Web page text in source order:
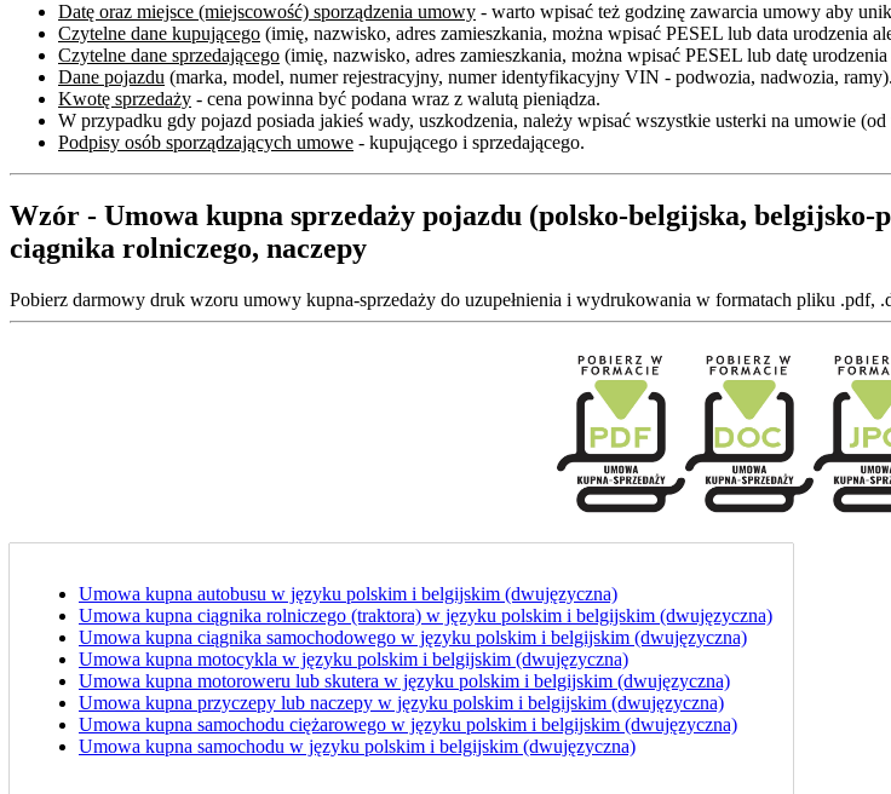
Datę oraz miejsce (miejscowość) sporządzenia umowy - warto wpisać też godzinę zawarcia umowy aby
Czytelne dane kupującego (imię, nazwisko, adres zamieszkania, można wpisać PESEL lub data urodzenia
Czytelne dane sprzedającego (imię, nazwisko, adres zamieszkania, można wpisać PESEL lub datę
Dane pojazdu (marka, model, numer rejestracyjny, numer identyfikacyjny VIN - podwozia, nadwozia, ramy).
Kwotę sprzedaży - cena powinna być podana wraz z walutą pieniądza.
W przypadku gdy pojazd posiada jakieś wady, uszkodzenia, należy wpisać wszystkie usterki na umowie (od
Podpisy osób sporządzających umowe - kupującego i sprzedającego.
Wzór - Umowa kupna sprzedaży pojazdu (polsko-belgijska,
ciągnika rolniczego, naczepy
Pobierz darmowy druk wzoru umowy kupna-sprzedaży do uzupełnienia i wydrukowania w formatach pliku .pdf,
Umowa kupna autobusu w języku polskim i belgijskim (dwujęzyczna)
Umowa kupna ciągnika rolniczego (traktora) w języku polskim i belgijskim (dwujęzyczna)
Umowa kupna ciągnika samochodowego w języku polskim i belgijskim (dwujęzyczna)
Umowa kupna motocykla w języku polskim i belgijskim (dwujęzyczna)
Umowa kupna motoroweru lub skutera w języku polskim i belgijskim (dwujęzyczna)
Umowa kupna przyczepy lub naczepy w języku polskim i belgijskim (dwujęzyczna)
Umowa kupna samochodu ciężarowego w języku polskim i belgijskim (dwujęzyczna)
Umowa kupna samochodu w języku polskim i belgijskim (dwujęzyczna)